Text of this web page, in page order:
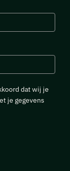
dat wij je
je gegevens